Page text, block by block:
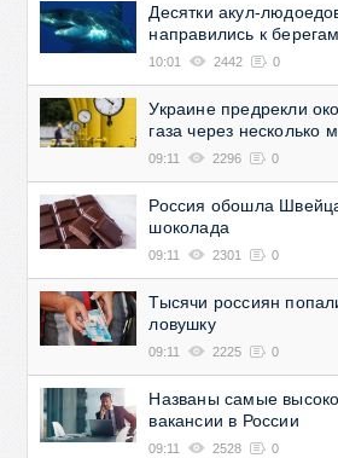
Десятки акул-
направились к
10:01 2442 0
Украине предрекли
газа через несколько
09:11 2296 0
Россия обошла
шоколада
09:11 2301 0
Тысячи россиян
ловушку
09:11 2225 0
Названы самые
вакансии в России
09:11 2528 0